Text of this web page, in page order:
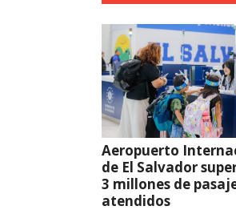
Aeropuerto
de El Salvador
3 millones de
atendidos